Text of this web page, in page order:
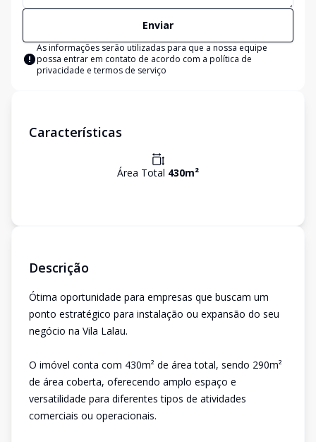
Enviar
As informações serão utilizadas para que a nossa equipe
possa entrar em contato de acordo com a política de
privacidade e termos de serviço
Características
Área Total 430m²
Descrição
Ótima oportunidade para empresas que buscam um
ponto estratégico para instalação ou expansão do seu
negócio na Vila Lalau.
O imóvel conta com 430m² de área total, sendo 290m²
de área coberta, oferecendo amplo espaço e
versatilidade para diferentes tipos de atividades
comerciais ou operacionais.